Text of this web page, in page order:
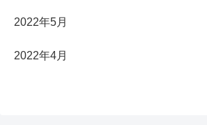
2022年5月
2022年4月